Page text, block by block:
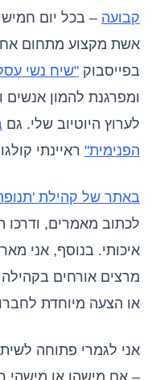
קבועה – בכל יום
אשת מקצוע מתחום
בפייסבוק "שיח נשי
ומפרגנת להמון אנשים
לערוץ היוטיוב שלי. גם
הפנימית" ראיינתי
באתר של קהילת
לכתוב מאמרים,
איכותי. בנוסף, אני
מרצים אורחים
או הצעה מיוחדת
אני לגמרי פתוחה
– אם מישהו או מישהי